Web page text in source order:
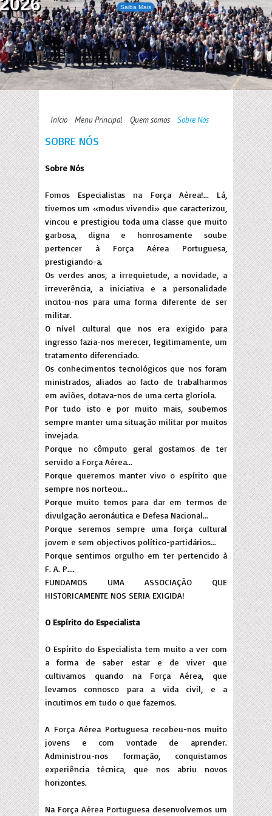
Saiba Mais
Início Menu Principal Quem somos Sobre Nós
SOBRE NÓS
Sobre Nós
Fomos Especialistas na Força Aérea!... Lá,
tivemos um «modus vivendi» que caracterizou,
vincou e prestigiou toda uma classe que muito
garbosa, digna e honrosamente soube
pertencer à Força Aérea Portuguesa,
prestigiando-a.
Os verdes anos, a irrequietude, a novidade, a
irreverência, a iniciativa e a personalidade
incitou-nos para uma forma diferente de ser
militar.
O nível cultural que nos era exigido para
ingresso fazia-nos merecer, legitimamente, um
tratamento diferenciado.
Os conhecimentos tecnológicos que nos foram
ministrados, aliados ao facto de trabalharmos
em aviões, dotava-nos de uma certa gloríola.
Por tudo isto e por muito mais, soubemos
sempre manter uma situação militar por muitos
invejada.
Porque no cômputo geral gostamos de ter
servido a Força Aérea...
Porque queremos manter vivo o espírito que
sempre nos norteou...
Porque muito temos para dar em termos de
divulgação aeronáutica e Defesa Nacional...
Porque seremos sempre uma força cultural
jovem e sem objectivos político-partidários...
Porque sentimos orgulho em ter pertencido à
F. A. P....
FUNDAMOS UMA ASSOCIAÇÃO QUE
HISTORICAMENTE NOS SERIA EXIGIDA!
O Espírito do Especialista
O Espírito do Especialista tem muito a ver com
a forma de saber estar e de viver que
cultivamos quando na Força Aérea, que
levamos connosco para a vida civil, e a
incutimos em tudo o que fazemos.
A Força Aérea Portuguesa recebeu-nos muito
jovens e com vontade de aprender.
Administrou-nos formação, conquistamos
experiência técnica, que nos abriu novos
horizontes.
Na Força Aérea Portuguesa desenvolvemos um